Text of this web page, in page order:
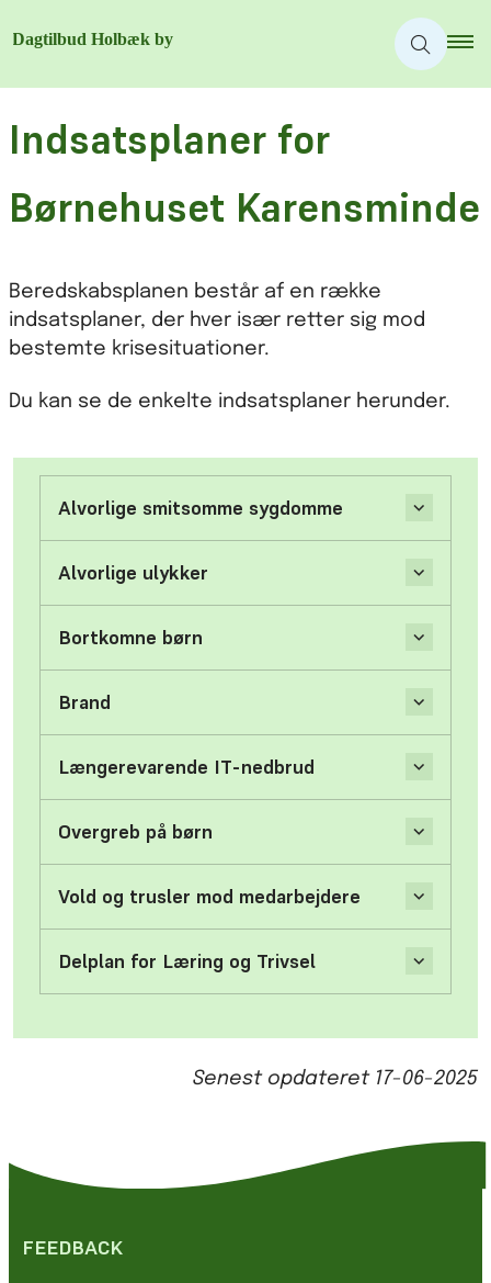
Indsatsplaner for
Børnehuset Karensminde
Beredskabsplanen består af en række
indsatsplaner, der hver især retter sig mod
bestemte krisesituationer.
Du kan se de enkelte indsatsplaner herunder.
Alvorlige smitsomme sygdomme
Alvorlige ulykker
Bortkomne børn
Brand
Længerevarende IT-nedbrud
Overgreb på børn
Vold og trusler mod medarbejdere
Delplan for Læring og Trivsel
Senest opdateret 17-06-2025
FEEDBACK